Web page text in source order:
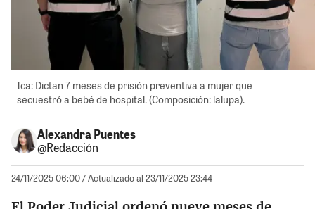
Ica: Dictan 7 meses de prisión preventiva a mujer que
secuestró a bebé de hospital. (Composición: lalupa).
Alexandra Puentes
@Redacción
24/11/2025 06:00/ Actualizado al 23/11/2025 23:44